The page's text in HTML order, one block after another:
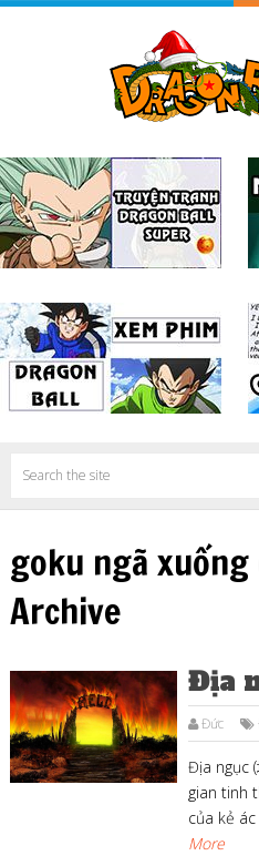
goku ngã
Archive
Địa
Đức
Địa ngục
gian tinh
của kẻ
More